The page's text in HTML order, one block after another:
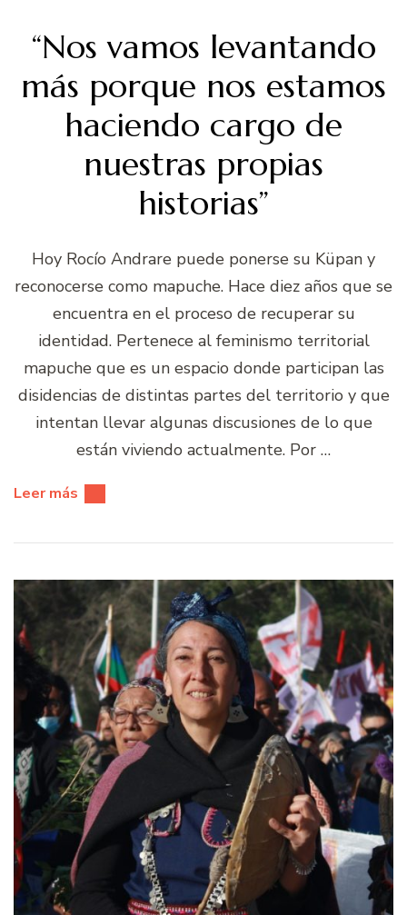
“Nos vamos levantando
más porque nos estamos
haciendo cargo de
nuestras propias
historias”
Hoy Rocío Andrare puede ponerse su Küpan y
reconocerse como mapuche. Hace diez años que se
encuentra en el proceso de recuperar su
identidad. Pertenece al feminismo territorial
mapuche que es un espacio donde participan las
disidencias de distintas partes del territorio y que
intentan llevar algunas discusiones de lo que
están viviendo actualmente. Por …
Leer más